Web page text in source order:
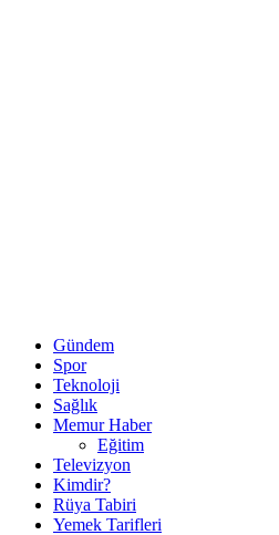
Gündem
Spor
Teknoloji
Sağlık
Memur Haber
Eğitim
Televizyon
Kimdir?
Rüya Tabiri
Yemek Tarifleri